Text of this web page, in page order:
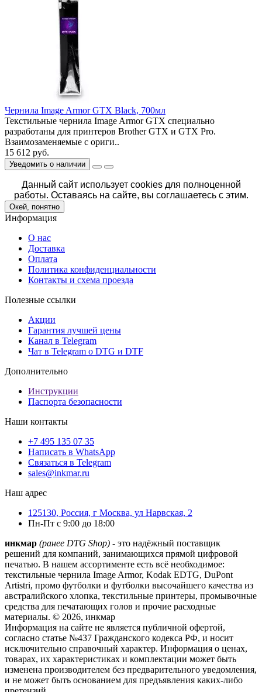
Чернила Image Armor GTX Black, 700мл
Текстильные чернила Image Armor GTX специально
разработаны для принтеров Brother GTX и GTX Pro.
Взаимозаменяемые с ориги..
15 612 руб.
Уведомить о наличии
Данный сайт использует cookies для полноценной
работы. Оставаясь на сайте, вы соглашаетесь с этим.
Окей, понятно
Информация
О нас
Доставка
Оплата
Политика конфиденциальности
Контакты и схема проезда
Полезные ссылки
Акции
Гарантия лучшей цены
Канал в Telegram
Чат в Telegram о DTG и DTF
Дополнительно
Инструкции
Паспорта безопасности
Наши контакты
+7 495 135 07 35
Написать в WhatsApp
Связаться в Telegram
sales@inkmar.ru
Наш адрес
125130, Россия, г Москва, ул Нарвская, 2
Пн-Пт с 9:00 до 18:00
инкмар (ранее DTG Shop) - это надёжный поставщик
решений для компаний, занимающихся прямой цифровой
печатью. В нашем ассортименте есть всё необходимое:
текстильные чернила Image Armor, Kodak EDTG, DuPont
Artistri, промо футболки и футболки высочайшего качества из
австралийского хлопка, текстильные принтеры, промывочные
средства для печатающих голов и прочие расходные
материалы. © 2026, инкмар
Информация на сайте не является публичной офертой,
согласно статье №437 Гражданского кодекса РФ, и носит
исключительно справочный характер. Информация о ценах,
товарах, их характеристиках и комплектации может быть
изменена производителем без предварительного уведомления,
и не может быть основанием для предъявления каких-либо